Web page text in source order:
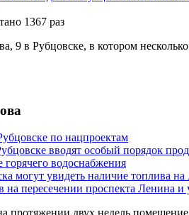
1367 раз
9 в Рубцовске, в котором
по нацпроектам
вводят особый порядок
водоснабжения
могут увидеть наличие топлива
на пересечении проспекта Ленина